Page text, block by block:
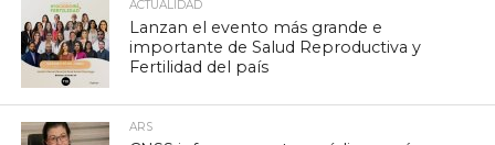
ACTUALIDAD
Lanzan el evento más grande e
importante de Salud Reproductiva y
Fertilidad del país
ARS